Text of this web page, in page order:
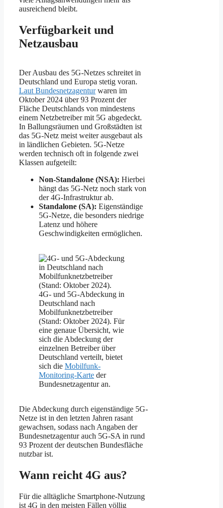
ausreichend bleibt.
Verfügbarkeit und
Netzausbau
Der Ausbau des 5G-Netzes schreitet in
Deutschland und Europa stetig voran.
Laut Bundesnetzagenturwaren im
Oktober 2024 über 93 Prozent der
Fläche Deutschlands von mindestens
einem Netzbetreiber mit 5G abgedeckt.
In Ballungsräumen und Großstädten ist
das 5G-Netz meist weiter ausgebaut als
in ländlichen Gebieten. 5G-Netze
werden technisch oft in folgende zwei
Klassen aufgeteilt:
Non-Standalone (NSA): Hierbei
hängt das 5G-Netz noch stark von
der 4G-Infrastruktur ab.
Standalone (SA): Eigenständige
5G-Netze, die besonders niedrige
Latenz und höhere
Geschwindigkeiten ermöglichen.
4G- und 5G-Abdeckung in
Deutschland nach
Mobilfunknetzbetreiber
(Stand: Oktober 2024). Für
eine genaue Übersicht, wie
sich die Abdeckung der
einzelnen Betreiber über
Deutschland verteilt, bietet
sich die Mobilfunk-
Monitoring-Karte der
Bundesnetzagentur an.
Die Abdeckung durch eigenständige 5G-
Netze ist in den letzten Jahren rasant
gewachsen, sodass nach Angaben der
Bundesnetzagentur auch 5G-SA in rund
93 Prozent der deutschen Bundesfläche
nutzbar ist.
Wann reicht 4G aus?
Für die alltägliche Smartphone-Nutzung
ist 4G in den meisten Fällen völlig